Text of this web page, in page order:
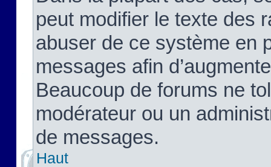
peut modifier le texte des
abuser de ce système en
messages afin
Beaucoup de forums ne
modérateur ou un
de messages.
Haut